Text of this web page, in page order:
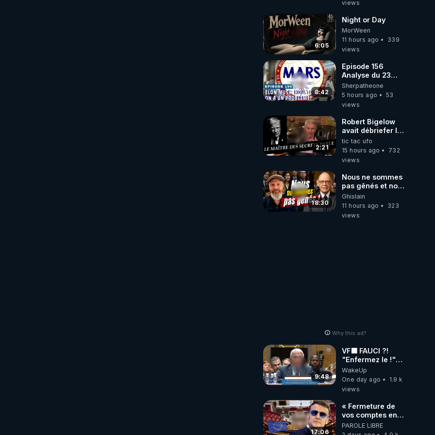
views
6:05
Night or Day
MorWeen
11 hours ago
339
views
8:42
Episode 156
Analyse du 23
février 2025 Elon
Musk : Houston ,
on a un problème
Sherpatheone
5 hours ago
53
views
2:21
Robert Bigelow
avait débriefer le
pédophile
génocidaire de
donald j trump
tic tac ufo
15 hours ago
732
views
18:30
Nous ne sommes
pas gênés et nous
n’avons pas
besoin de nous
excuser ! #jw
Ghislain
11 hours ago
323
views
Why this ad?
9:48
VF🟩 FAUCI ?!
"Enfermez le !"
(Lock him up!) -
Quartz Traduction
WakeUp
One day ago
1.9 k
views
17:06
« Fermeture de
vos comptes en
banque ! » :
Macron impose
PAROLE LIBRE